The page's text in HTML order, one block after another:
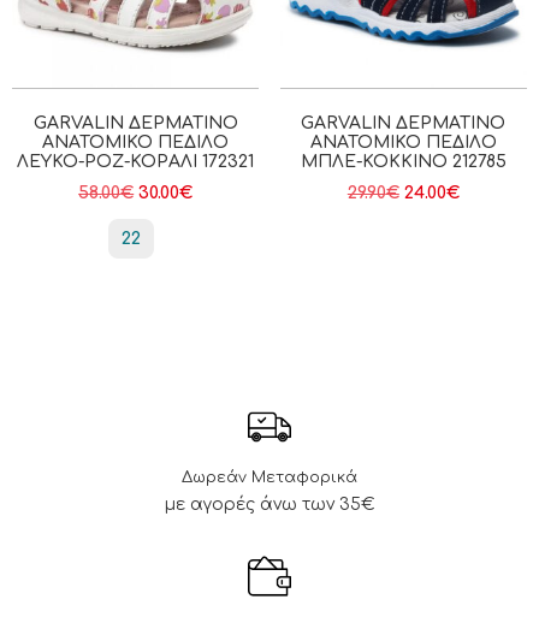
GARVALIN ΔΕΡΜΆΤΙΝΟ
ΑΝΑΤΟΜΙΚΌ ΠΈΔΙΛΟ
ΛΕΥΚΌ-ΡΟΖ-ΚΟΡΑΛΊ 172321
58.00€ 30.00€
22
GARVALIN ΔΕΡΜΆΤΙΝΟ
ΑΝΑΤΟΜΙΚΌ ΠΈΔΙΛΟ
ΜΠΛΕ-ΚΌΚΚΙΝΟ 212785
29.90€ 24.00€
Δωρεάν Μεταφορικά
με αγορές άνω των 35€